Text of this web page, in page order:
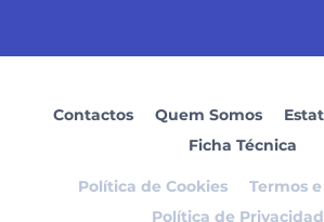
Contactos Quem Somos
Ficha Técnica
Política de Cookies
Termos
Política de